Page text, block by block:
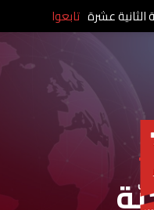
عشرة تابعوا